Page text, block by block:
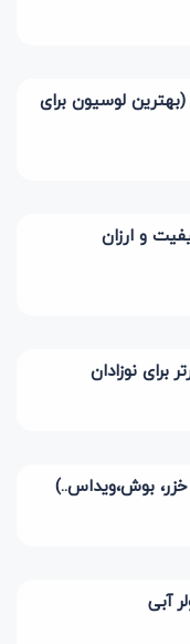
لوسیون برای
و ارزان
بوش،ویداس..)
آبی